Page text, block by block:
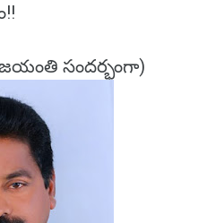
సందర్భంగా)